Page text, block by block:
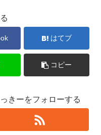
はてブ
コピー
きーをフォローする